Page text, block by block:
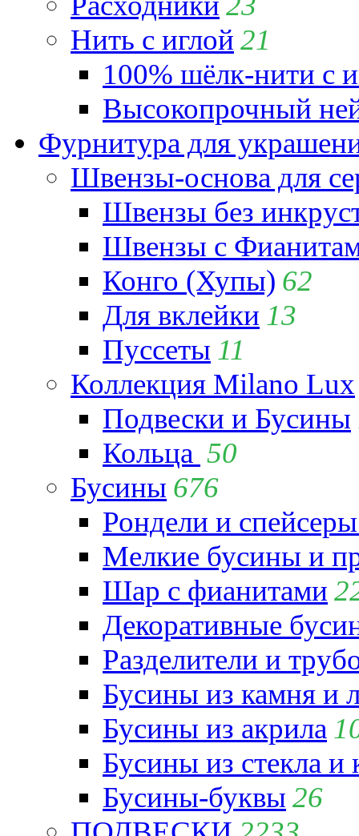
Нить с иглой 21
100% шёлк-нити с
Высокопрочный
Фурнитура для
Швензы-основа для
Швензы без
Швензы с
Конго (Хупы) 62
Для вклейки 13
Пуссеты 11
Коллекция Milano Lux
Подвески и Бусины
Кольца 50
Бусины 676
Рондели и
Мелкие бусины и
Шар с фианитами
Декоративные
Разделители и
Бусины из камня и
Бусины из акрила
Бусины из стекла и
Бусины-буквы 26